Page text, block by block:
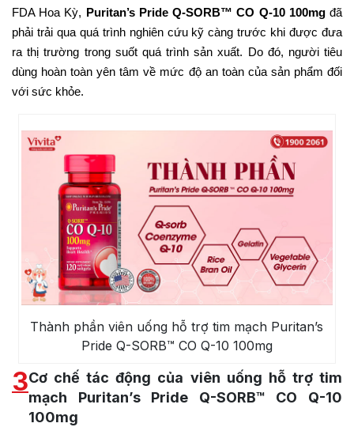
FDA Hoa Kỳ, Puritan’s Pride Q-SORB™ CO Q-10 100mgđã
phải trải qua quá trình nghiên cứu kỹ càng trước khi được đưa
ra thị trường trong suốt quá trình sản xuất. Do đó, người tiêu
dùng hoàn toàn yên tâm về mức độ an toàn của sản phẩm đối
với sức khỏe.
Thành phần viên uống hỗ trợ tim mạch Puritan’s
Pride Q-SORB™ CO Q-10 100mg
3Cơ chế tác động của viên uống hỗ trợ tim
mạch Puritan’s Pride Q-SORB™ CO Q-10
100mg